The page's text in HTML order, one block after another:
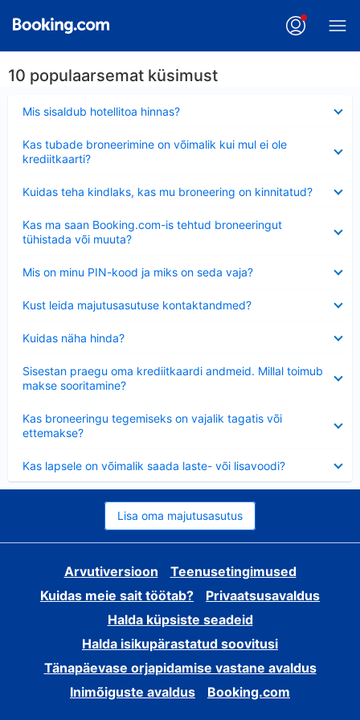
10 populaarsemat küsimust
Mis sisaldub hotellitoa hinnas?
Kas tubade broneerimine on võimalik kui mul ei ole
krediitkaarti?
Kuidas teha kindlaks, kas mu broneering on kinnitatud?
Kas ma saan Booking.com-is tehtud broneeringut
tühistada või muuta?
Mis on minu PIN-kood ja miks on seda vaja?
Kust leida majutusasutuse kontaktandmed?
Kuidas näha hinda?
Sisestan praegu oma krediitkaardi andmeid. Millal toimub
makse sooritamine?
Kas broneeringu tegemiseks on vajalik tagatis või
ettemakse?
Kas lapsele on võimalik saada laste- või lisavoodi?
Lisa oma majutusasutus
Arvutiversioon
Teenusetingimused
Kuidas meie sait töötab?
Privaatsusavaldus
Halda küpsiste seadeid
Halda isikupärastatud soovitusi
Tänapäevase orjapidamise vastane avaldus
Inimõiguste avaldus
Booking.com